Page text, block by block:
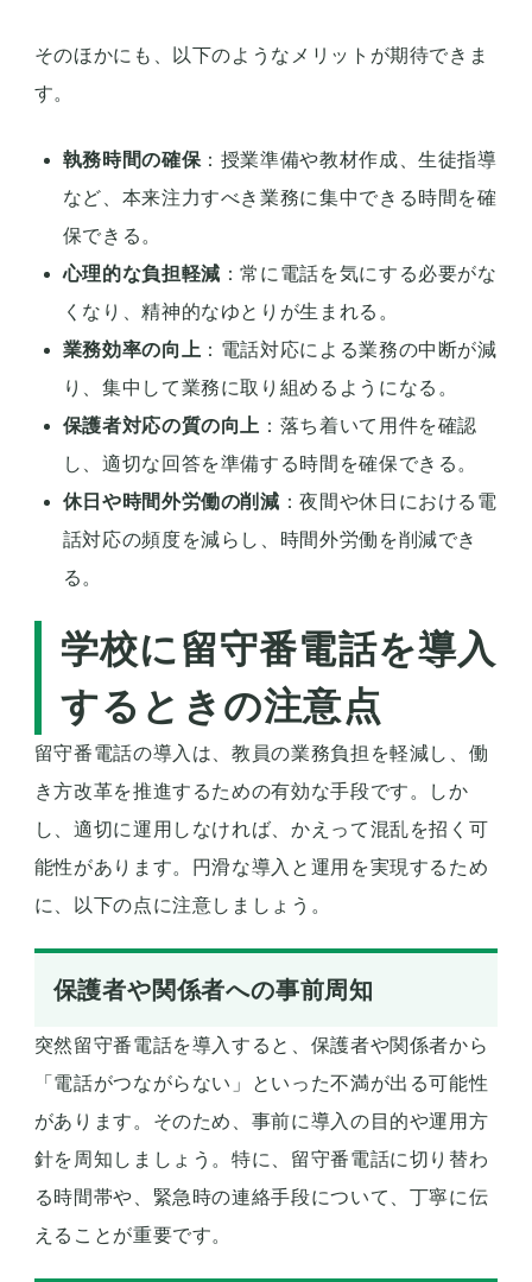
そのほかにも、以下のようなメリットが期待できま
す。
執務時間の確保 ：授業準備や教材作成、生徒指導
など、本来注力すべき業務に集中できる時間を確
保できる。
心理的な負担軽減 ：常に電話を気にする必要がな
くなり、精神的なゆとりが生まれる。
業務効率の向上 ：電話対応による業務の中断が減
り、集中して業務に取り組めるようになる。
保護者対応の質の向上 ：落ち着いて用件を確認
し、適切な回答を準備する時間を確保できる。
休日や時間外労働の削減 ：夜間や休日における電
話対応の頻度を減らし、時間外労働を削減でき
る。
学校に留守番電話を導入
するときの注意点
留守番電話の導入は、教員の業務負担を軽減し、働
き方改革を推進するための有効な手段です。しか
し、適切に運用しなければ、かえって混乱を招く可
能性があります。円滑な導入と運用を実現するため
に、以下の点に注意しましょう。
保護者や関係者への事前周知
突然留守番電話を導入すると、保護者や関係者から
「電話がつながらない」といった不満が出る可能性
があります。そのため、事前に導入の目的や運用方
針を周知しましょう。特に、留守番電話に切り替わ
る時間帯や、緊急時の連絡手段について、丁寧に伝
えることが重要です。